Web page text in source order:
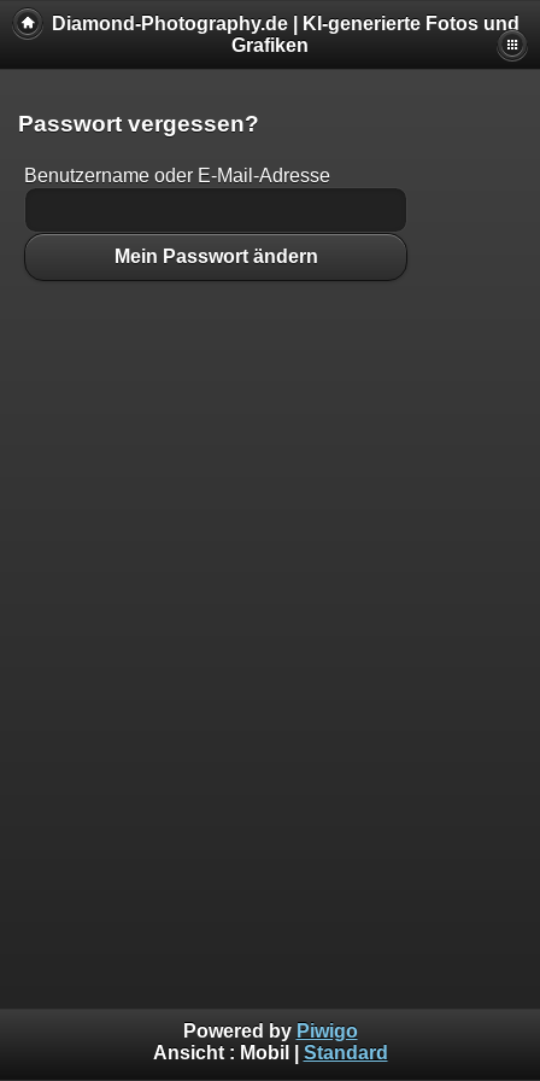
Diamond-Photography.de | KI-generierte Fotos und
Grafiken
Passwort vergessen?
Benutzername oder E-Mail-Adresse
Mein Passwort ändern
Powered by Piwigo
Ansicht : Mobil Standard